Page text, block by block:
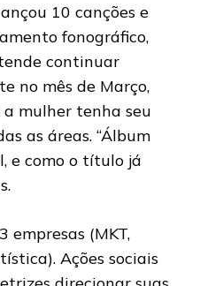
10 canções e
fonográfico,
continuar
no mês de Março,
a mulher tenha seu
as áreas. “Álbum
e como o título já
empresas (MKT,
Ações sociais